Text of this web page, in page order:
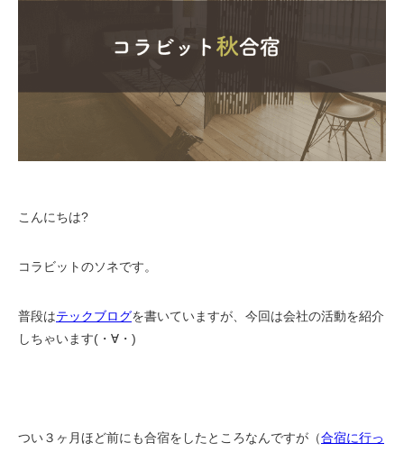
こんにちは?
コラビットのソネです。
普段はテックブログを書いていますが、今回は会社の活動を紹介
しちゃいます(・∀・)
つい３ヶ月ほど前にも合宿をしたところなんですが（合宿に行っ